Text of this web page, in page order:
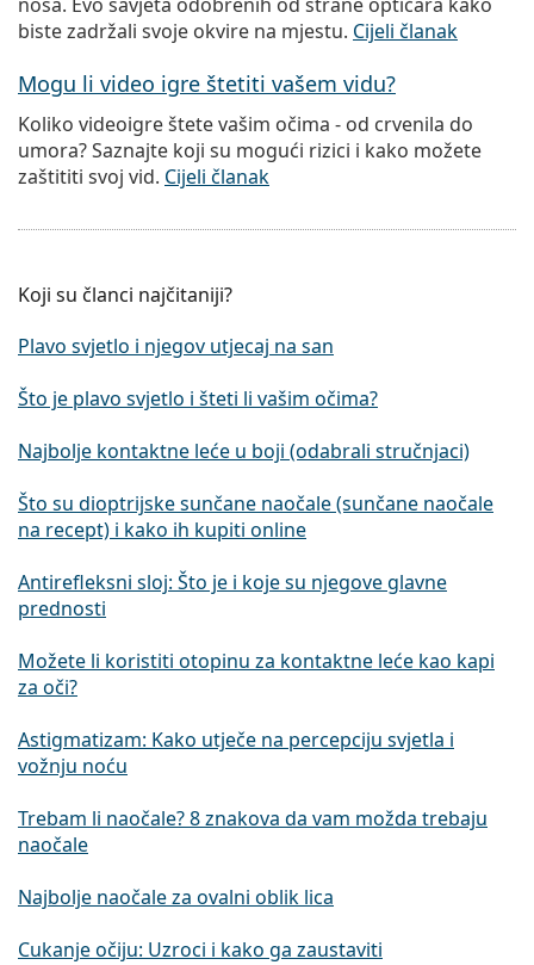
nosa. Evo savjeta odobrenih od strane optičara kako
biste zadržali svoje okvire na mjestu. Cijeli članak
Mogu li video igre štetiti vašem vidu?
Koliko videoigre štete vašim očima - od crvenila do
umora? Saznajte koji su mogući rizici i kako možete
zaštititi svoj vid. Cijeli članak
Koji su članci najčitaniji?
Plavo svjetlo i njegov utjecaj na san
Što je plavo svjetlo i šteti li vašim očima?
Najbolje kontaktne leće u boji (odabrali stručnjaci)
Što su dioptrijske sunčane naočale (sunčane naočale
na recept) i kako ih kupiti online
Antirefleksni sloj: Što je i koje su njegove glavne
prednosti
Možete li koristiti otopinu za kontaktne leće kao kapi
za oči?
Astigmatizam: Kako utječe na percepciju svjetla i
vožnju noću
Trebam li naočale? 8 znakova da vam možda trebaju
naočale
Najbolje naočale za ovalni oblik lica
Cukanje očiju: Uzroci i kako ga zaustaviti